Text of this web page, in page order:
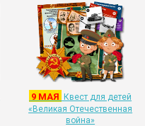
9 МАЯ
Квест для детей
«Великая Отечественная
война»